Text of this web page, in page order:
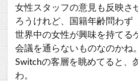
女性スタッフの意見も反映さ
ろうけれど、国籍年齢問わず
世界中の女性が興味を持てる
会議を通らないものなのかね。
Switchの客層を眺めてると、
わ。